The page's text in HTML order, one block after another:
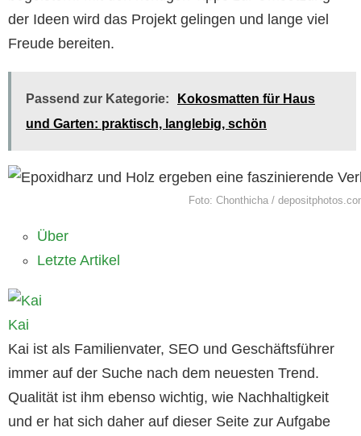
der Ideen wird das Projekt gelingen und lange viel
Freude bereiten.
Passend zur Kategorie:
Kokosmatten für Haus
und Garten: praktisch, langlebig, schön
Foto: Chonthicha /
Über
Letzte Artikel
Kai
Kai ist als Familienvater, SEO und Geschäftsführer
immer auf der Suche nach dem neuesten Trend.
Qualität ist ihm ebenso wichtig, wie Nachhaltigkeit
und er hat sich daher auf dieser Seite zur Aufgabe